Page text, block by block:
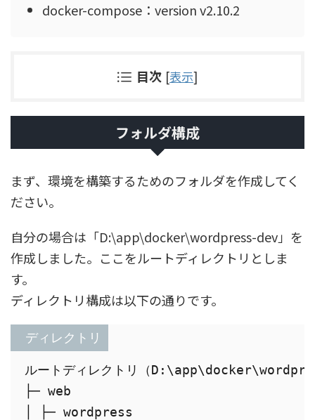
docker-compose：version v2.10.2
目次 [表示]
フォルダ構成
まず、環境を構築するためのフォルダを作成してく
ださい。
自分の場合は「D:\app\docker\wordpress-dev」を
作成しました。ここをルートディレクトリとしま
す。
ディレクトリ構成は以下の通りです。
ディレクトリ
ルートディレクトリ（
├─ web
│ ├─ wordpress